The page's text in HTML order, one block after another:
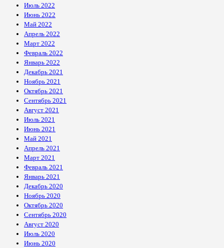
Июль 2022
Июнь 2022
Май 2022
Апрель 2022
Март 2022
Февраль 2022
Январь 2022
Декабрь 2021
Ноябрь 2021
Октябрь 2021
Сентябрь 2021
Август 2021
Июль 2021
Июнь 2021
Май 2021
Апрель 2021
Март 2021
Февраль 2021
Январь 2021
Декабрь 2020
Ноябрь 2020
Октябрь 2020
Сентябрь 2020
Август 2020
Июль 2020
Июнь 2020